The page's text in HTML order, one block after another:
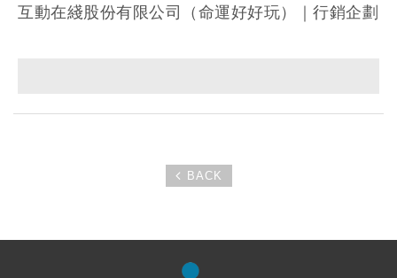
互動在綫股份有限公司（命運好好玩）｜行銷企劃
BACK